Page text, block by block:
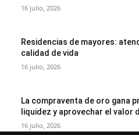
16 julio, 2026
Residencias de mayores:
calidad de vida
16 julio, 2026
La compraventa de oro gana
liquidez y aprovechar el valor
16 julio, 2026